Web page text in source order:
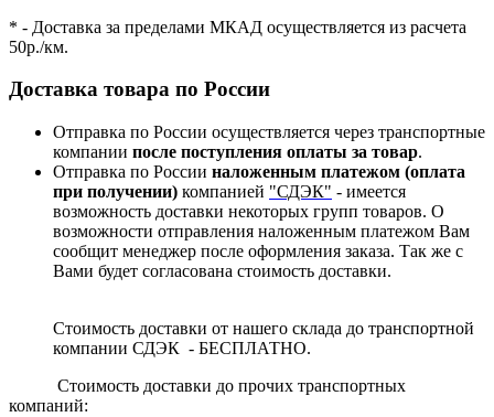
* - Доставка за пределами МКАД осуществляется из расчета
50р./км.
Доставка товара по России
Отправка по России осуществляется через транспортные
компании после поступления оплаты за товар.
Отправка по России наложенным платежом (оплата
при получении) компанией "СДЭК" - имеется
возможность доставки некоторых групп товаров. О
возможности отправления наложенным платежом Вам
сообщит менеджер после оформления заказа. Так же с
Вами будет согласована стоимость доставки.
Стоимость доставки от нашего склада до транспортной
компании СДЭК - БЕСПЛАТНО.
Стоимость доставки до прочих транспортных
компаний: